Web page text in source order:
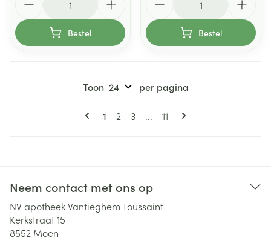
Bestel Bestel
Pagina's
U lees momenteel pagina
1 Pagina
2 Pagina
3 ... Pagina
11
Toon per pagina
Neem contact met ons op
NV apotheek Vantieghem Toussaint
Kerkstraat 15
8552 Moen